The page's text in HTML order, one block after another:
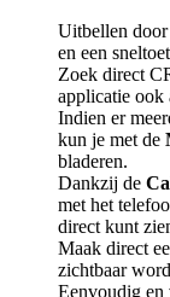
Uitbellen door
en een
Zoek direct
applicatie ook
Indien er
kun je met de
bladeren.
Dankzij de
met het
direct kunt
Maak direct
zichtbaar
Eenvoudig en